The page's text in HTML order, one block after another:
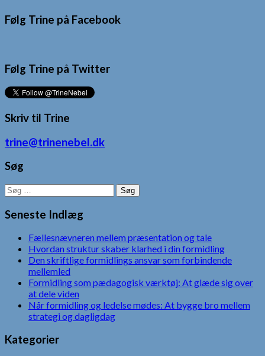
Følg Trine på Facebook
Følg Trine på Twitter
Skriv til Trine
trine@trinenebel.dk
Søg
Søg
efter:
Seneste Indlæg
Fællesnævneren mellem præsentation og tale
Hvordan struktur skaber klarhed i din formidling
Den skriftlige formidlings ansvar som forbindende
mellemled
Formidling som pædagogisk værktøj: At glæde sig over
at dele viden
Når formidling og ledelse mødes: At bygge bro mellem
strategi og dagligdag
Kategorier